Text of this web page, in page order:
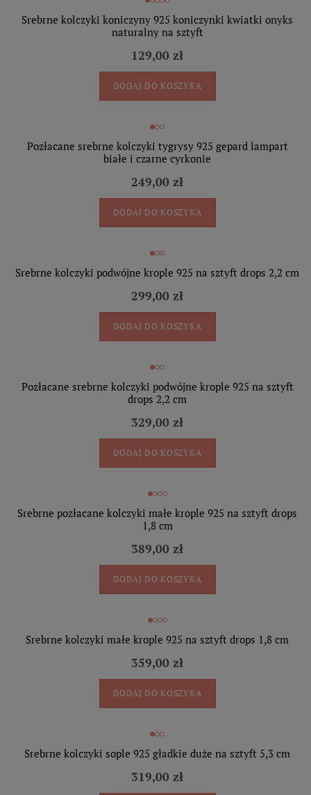
Srebrne kolczyki koniczyny 925 koniczynki kwiatki onyks
naturalny na sztyft
129,00 zł
DODAJ DO KOSZYKA
Pozłacane srebrne kolczyki tygrysy 925 gepard lampart
białe i czarne cyrkonie
249,00 zł
DODAJ DO KOSZYKA
Srebrne kolczyki podwójne krople 925 na sztyft drops 2,2 cm
299,00 zł
DODAJ DO KOSZYKA
Pozłacane srebrne kolczyki podwójne krople 925 na sztyft
drops 2,2 cm
329,00 zł
DODAJ DO KOSZYKA
Srebrne pozłacane kolczyki małe krople 925 na sztyft drops
1,8 cm
389,00 zł
DODAJ DO KOSZYKA
Srebrne kolczyki małe krople 925 na sztyft drops 1,8 cm
359,00 zł
DODAJ DO KOSZYKA
Srebrne kolczyki sople 925 gładkie duże na sztyft 5,3 cm
319,00 zł